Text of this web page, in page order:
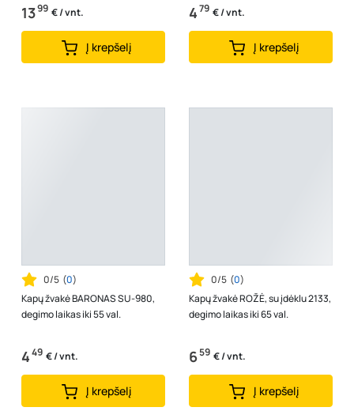
1399 € / vnt.
Į krepšelį
479 € / vnt.
Į krepšelį
0/5 (0)
Kapų žvakė BARONAS SU-980,
degimo laikas iki 55 val.
449 € / vnt.
Į krepšelį
0/5 (0)
Kapų žvakė ROŽĖ, su įdėklu 2133,
degimo laikas iki 65 val.
659 € / vnt.
Į krepšelį